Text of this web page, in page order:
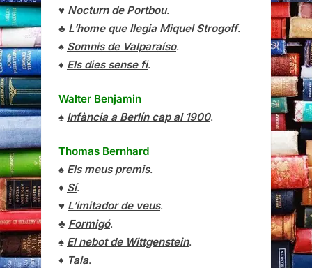
♥ Nocturn de Portbou.
♣ L’home que llegia Miquel Strogoff.
♠ Somnis de Valparaíso.
♦ Els dies sense fi.
Walter Benjamin
♠ Infància a Berlín cap al 1900.
Thomas Bernhard
♠ Els meus premis.
♦ Sí.
♥ L’imitador de veus.
♣ Formigó.
♠ El nebot de Wittgenstein.
♦ Tala.